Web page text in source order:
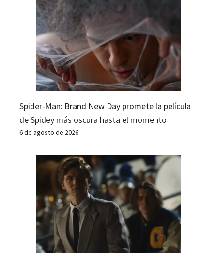
Spider-Man: Brand New Day promete la película
de Spidey más oscura hasta el momento
6 de agosto de 2026